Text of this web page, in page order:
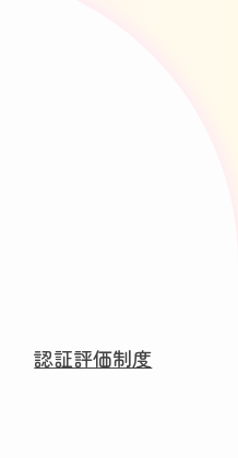
認証評価制度